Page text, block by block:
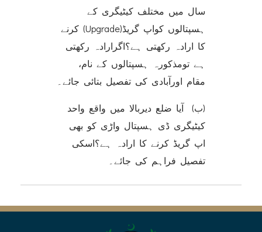
سال میں مختلف کیٹیگری کے
ہسپتالوں کواپ گریڈ(Upgrade) کرنے
کا ارادہ رکھتی ہے؟اگرارادہ رکھتی
ہے تومذکورہ ہسپتالوں کے نام،
مقام اورآبادی کی تفصیل بتائی جائے۔
(ب) آیا ضلع دیربالا میں واقع واحد
کیٹیگری ڈی ہسپتال واڑی کو بھی
اپ گریڈ کرنے کا ارادہ ہے؟اسکی
تفصیل فراہم کی جائے۔